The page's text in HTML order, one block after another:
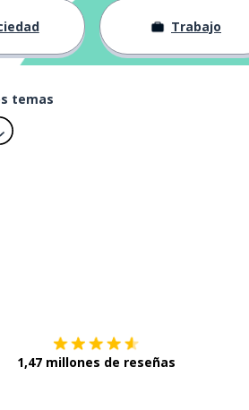
Trabajo
temas
1,47 millones de reseñas